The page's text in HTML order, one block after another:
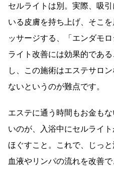
セルライトは別。実際、吸
いる皮膚を持ち上げ、そこ
ッサージする、「エンダモ
ライト改善には効果的であ
し、この施術はエステサロ
ないというのが難点です。
エステに通う時間もお金も
いのが、入浴中にセルライ
ほぐすこと。これで、じっ
血液やリンパの流れを改善で